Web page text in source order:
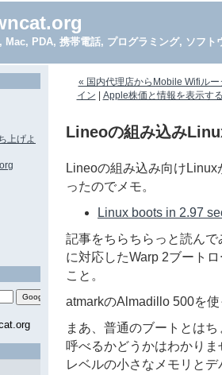
PDA, 携帯電話, プログラミング, ソフト
« 国内代理店からMobile Wifiル
イン
Apple株価と情報を表示す
Lineoの組み込み
Lineoの組み込み向け
ったのでメモ。
Linux boots in 2.97
記事をちらちらっと読ん
に対応したWarp 2ブート
こと。
atmarkのAlmadillo 500を
まあ、普通のブートとは
呼べるかどうかはわかり
レベルの小さなメモリと
上げよ